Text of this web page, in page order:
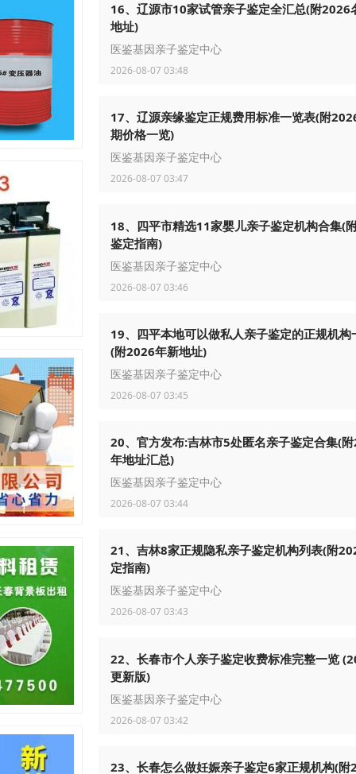
16、辽源市10家试管亲子鉴定全汇总(附2026
地址)
医鉴基因亲子鉴定中心
2026-08-07 03:48
17、辽源亲缘鉴定正规费用标准一览表(附
期价格一览)
医鉴基因亲子鉴定中心
2026-08-07 03:47
18、四平市精选11家婴儿亲子鉴定机构合集(
鉴定指南)
医鉴基因亲子鉴定中心
2026-08-07 03:46
19、四平本地可以做私人亲子鉴定的正规机构
(附2026年新地址)
医鉴基因亲子鉴定中心
2026-08-07 03:45
20、官方发布:吉林市5处匿名亲子鉴定合集(
年地址汇总)
医鉴基因亲子鉴定中心
2026-08-07 03:44
21、吉林8家正规隐私亲子鉴定机构列表(附
定指南)
医鉴基因亲子鉴定中心
2026-08-07 03:43
22、长春市个人亲子鉴定收费标准完整一览
更新版)
医鉴基因亲子鉴定中心
2026-08-07 03:42
23、长春怎么做妊娠亲子鉴定6家正规机构(附